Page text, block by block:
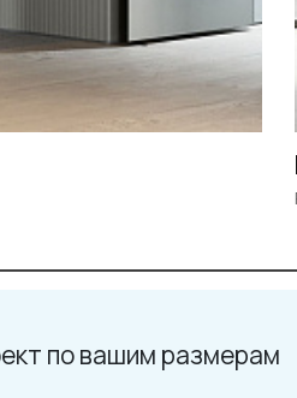
по вашим размерам